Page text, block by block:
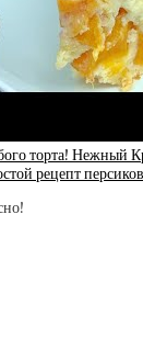
торта! Нежный
рецепт